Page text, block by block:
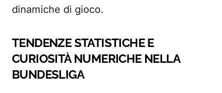
dinamiche di gioco.
TENDENZE STATISTICHE E
CURIOSITÀ NUMERICHE NELLA
BUNDESLIGA